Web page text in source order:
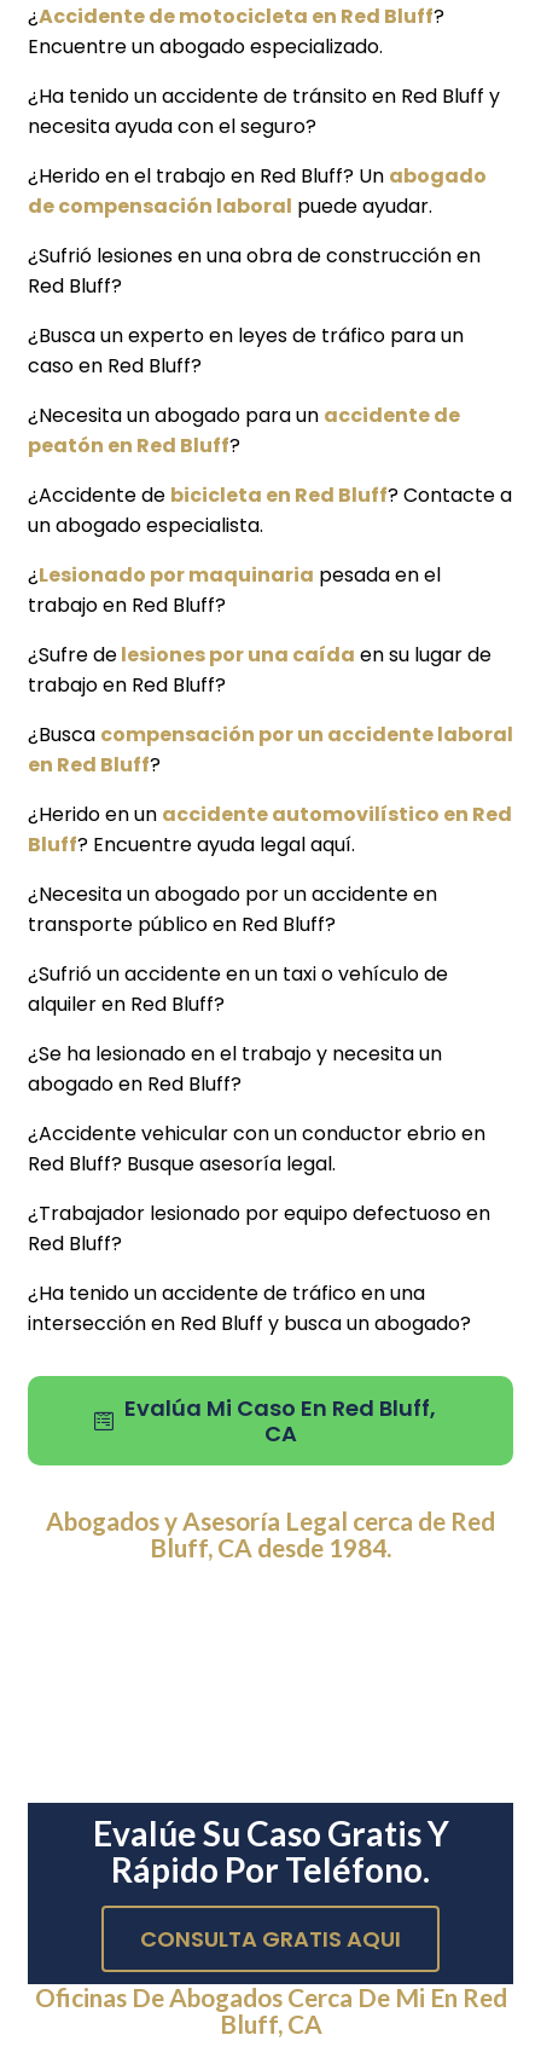
¿Accidente de motocicleta en Red Bluff?
Encuentre un abogado especializado.
¿Ha tenido un accidente de tránsito en Red Bluff y
necesita ayuda con el seguro?
¿Herido en el trabajo en Red Bluff? Un abogado
de compensación laboral puede ayudar.
¿Sufrió lesiones en una obra de construcción en
Red Bluff?
¿Busca un experto en leyes de tráfico para un
caso en Red Bluff?
¿Necesita un abogado para un accidente de
peatón en Red Bluff?
¿Accidente de bicicleta en Red Bluff? Contacte a
un abogado especialista.
¿Lesionado por maquinaria pesada en el
trabajo en Red Bluff?
¿Sufre delesiones por una caída en su lugar de
trabajo en Red Bluff?
¿Busca compensación por un accidente laboral
en Red Bluff?
¿Herido en un accidente automovilístico en Red
Bluff? Encuentre ayuda legal aquí.
¿Necesita un abogado por un accidente en
transporte público en Red Bluff?
¿Sufrió un accidente en un taxi o vehículo de
alquiler en Red Bluff?
¿Se ha lesionado en el trabajo y necesita un
abogado en Red Bluff?
¿Accidente vehicular con un conductor ebrio en
Red Bluff? Busque asesoría legal.
¿Trabajador lesionado por equipo defectuoso en
Red Bluff?
¿Ha tenido un accidente de tráfico en una
intersección en Red Bluff y busca un abogado?
Evalúa Mi Caso En Red Bluff,
CA
Abogados y Asesoría Legal cerca de Red
Bluff, CA desde 1984.
Evalúe Su Caso Gratis Y
Rápido Por Teléfono.
CONSULTA GRATIS AQUI
Oficinas De Abogados Cerca De Mi En Red
Bluff, CA